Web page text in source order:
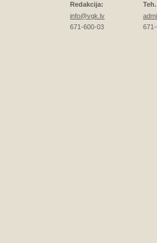
Redakcija:
info@vgk.lv
671-600-03